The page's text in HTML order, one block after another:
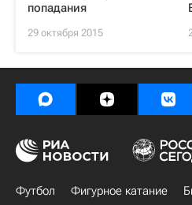
попадания
29 октября 2015
Футбол Фигурное катание